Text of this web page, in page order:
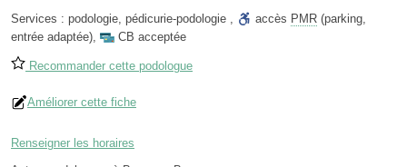
Services : podologie, pédicurie-podologie , accès PMR (parking,
entrée adaptée), CB acceptée
Recommander cette podologue
Améliorer cette fiche
Renseigner les horaires